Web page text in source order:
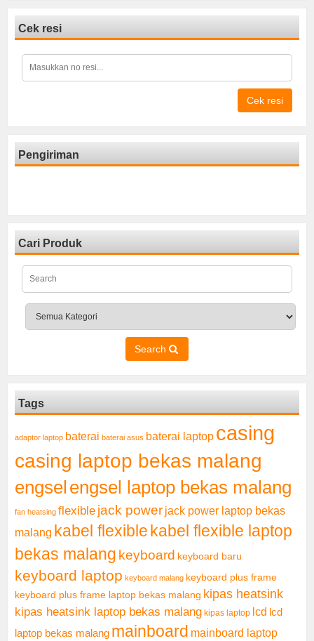
Cek resi
Cek resi
Pengiriman
Cari Produk
Search
Tags
adaptor laptop baterai baterai asus baterai laptop casing
casing laptop bekas malang
engsel engsel laptop bekas malang
fan heatsing flexible jack power jack power laptop bekas
malang kabel flexible kabel flexible laptop
bekas malang keyboard keyboard baru
keyboard laptop keyboard malang keyboard plus frame
keyboard plus frame laptop bekas malang kipas heatsink
kipas heatsink laptop bekas malang kipas laptop lcd lcd
laptop bekas malang mainboard mainboard laptop